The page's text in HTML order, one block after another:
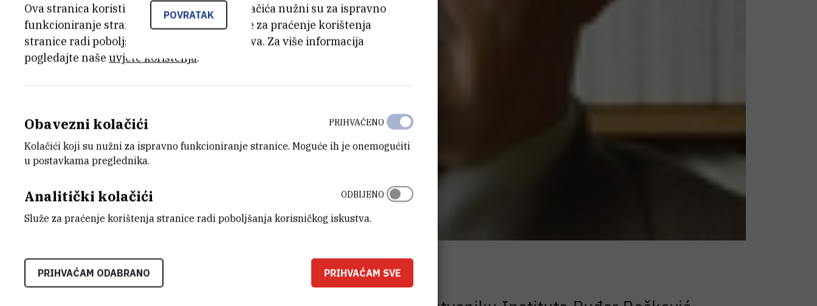
POVRATAK
Ova stranica koristi kolačiće. Neki od tih kolačića nužni su za ispravno
funkcioniranje stranice, dok se drugi koriste za praćenje korištenja
stranice radi poboljšanja korisničkog iskustva. Za više informacija
pogledajte naše uvjete korištenja.
Obavezni kolačići
Kolačići koji su nužni za ispravno funkcioniranje stranice. Moguće ih je onemogućiti
u postavkama preglednika.
PRIHVAĆENO
Analitički kolačići
Služe za praćenje korištenja stranice radi poboljšanja korisničkog iskustva.
ODBIJENO
PRIHVAĆAM ODABRANO PRIHVAĆAM SVE